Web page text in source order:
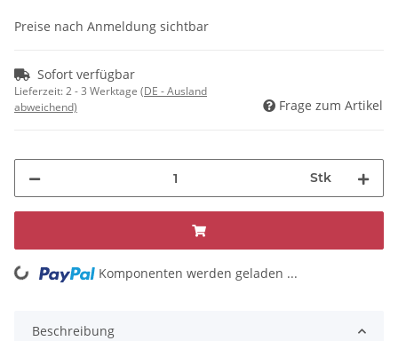
Preise nach Anmeldung sichtbar
Sofort verfügbar
Lieferzeit:2 - 3 Werktage (DE - Ausland
abweichend)
Frage zum Artikel
Stk
Loading... Komponenten werden geladen ...
Beschreibung